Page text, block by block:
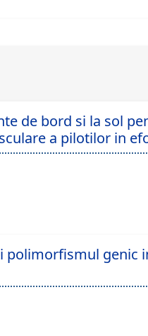
de bord si la sol
a pilotilor in
polimorfismul genic